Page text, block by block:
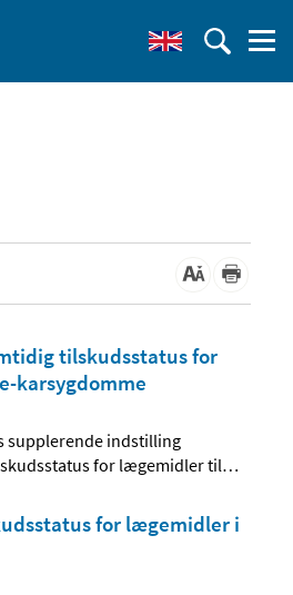
tilskudsstatus for
karsygdomme
supplerende indstilling
for lægemidler til…
for lægemidler i